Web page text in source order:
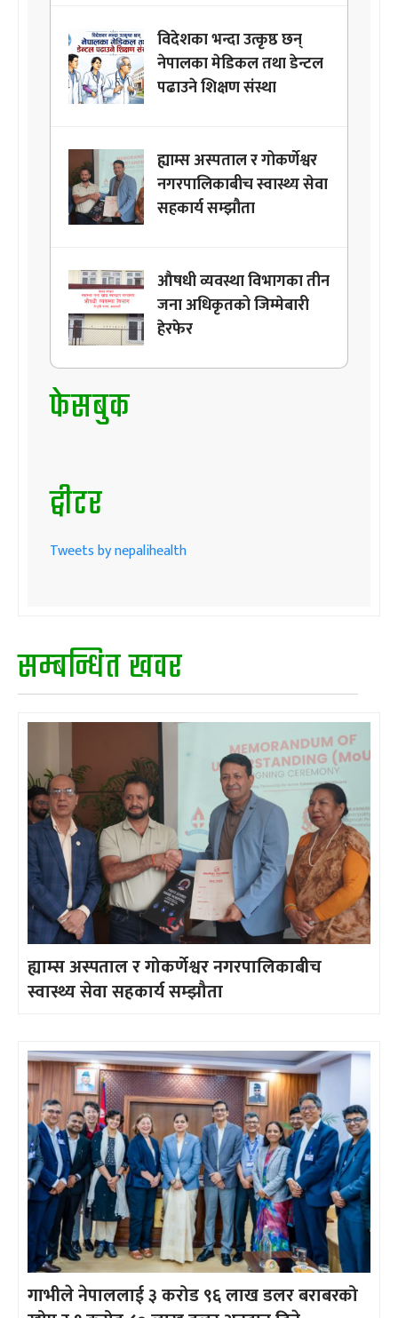
विदेशका भन्दा उत्कृष्ठ छन्
नेपालका मेडिकल तथा डेन्टल
पढाउने शिक्षण संस्था
ह्याम्स अस्पताल र गोकर्णेश्वर
नगरपालिकाबीच स्वास्थ्य सेवा
सहकार्य सम्झौता
औषधी व्यवस्था विभागका तीन
जना अधिकृतको जिम्मेबारी
हेरफेर
फेसबुक
ट्वीटर
Tweets by nepalihealth
सम्बन्धित खवर
ह्याम्स अस्पताल र गोकर्णेश्वर नगरपालिकाबीच
स्वास्थ्य सेवा सहकार्य सम्झौता
गाभीले नेपाललाई ३ करोड ९६ लाख डलर बराबरको